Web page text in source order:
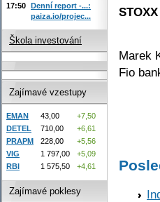
Marek
Fio
17:50 Denní report -...:
paiza.io/projec...
Škola investování
Zajímavé vzestupy
EMAN 43,00
+7,50
DETEL
710,00
+6,61
PRAPM
228,00
+5,56
VIG
1 797,00
+5,09
RBI
1 575,50 +4,61
Zajímavé poklesy